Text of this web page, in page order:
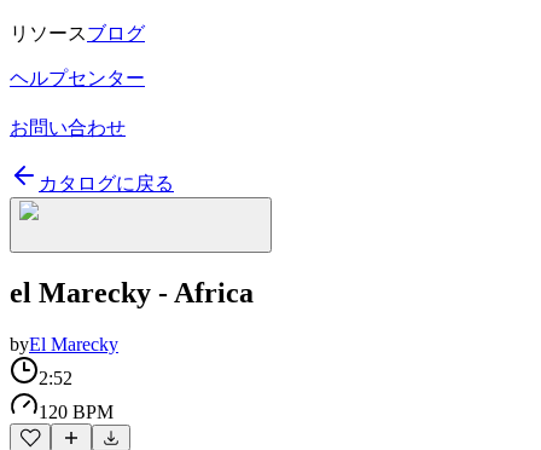
リソースブログ
ヘルプセンター
お問い合わせ
カタログに戻る
el Marecky - Africa
byEl Marecky
2:52
120 BPM